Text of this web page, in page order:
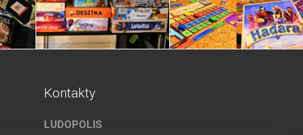
Kontakty
LUDOPOLIS